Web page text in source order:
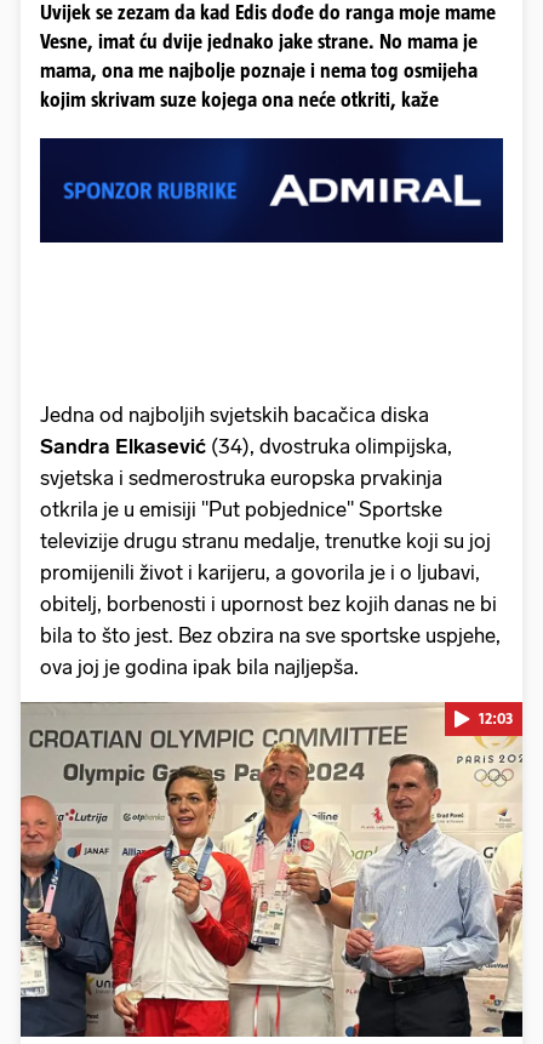
Uvijek se zezam da kad Edis dođe do ranga moje mame
Vesne, imat ću dvije jednako jake strane. No mama je
mama, ona me najbolje poznaje i nema tog osmijeha
kojim skrivam suze kojega ona neće otkriti, kaže
Jedna od najboljih svjetskih bacačica diska
Sandra Elkasević (34), dvostruka olimpijska,
svjetska i sedmerostruka europska prvakinja
otkrila je u emisiji "Put pobjednice" Sportske
televizije drugu stranu medalje, trenutke koji su joj
promijenili život i karijeru, a govorila je i o ljubavi,
obitelj, borbenosti i upornost bez kojih danas ne bi
bila to što jest. Bez obzira na sve sportske uspjehe,
ova joj je godina ipak bila najljepša.
Pokretanje videa...
12:03